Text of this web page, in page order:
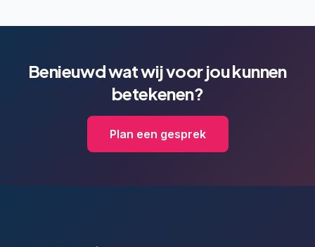
Benieuwd wat wij voor jou kunnen
betekenen?
Plan een gesprek